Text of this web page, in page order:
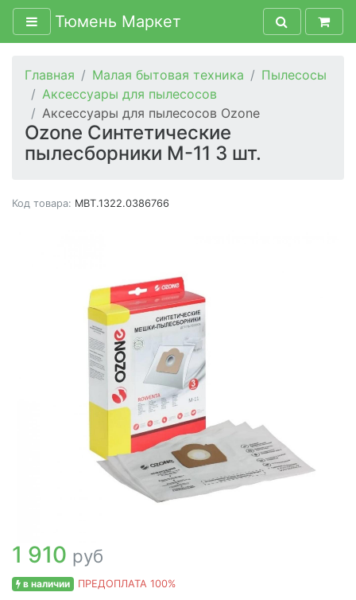
Тюмень Маркет
Главная Малая бытовая техника
Пылесосы
Аксессуары для пылесосов
Аксессуары для пылесосов Ozone
Ozone Синтетические
пылесборники M-11 3 шт.
Код товара: MBT.1322.0386766
1 910 руб
в наличии ПРЕДОПЛАТА 100%